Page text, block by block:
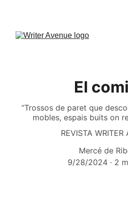
El
“Trossos de paret que
mobles, espais buits on
REVISTA WRITER
Mercé de
9/28/2024
2